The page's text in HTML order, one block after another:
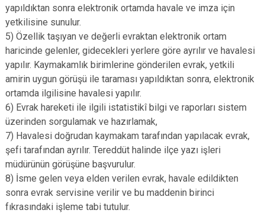
yapıldıktan sonra elektronik ortamda havale ve imza için
yetkilisine sunulur.
5) Özellik taşıyan ve değerli evraktan elektronik ortam
haricinde gelenler, gidecekleri yerlere göre ayrılır ve havalesi
yapılır. Kaymakamlık birimlerine gönderilen evrak, yetkili
amirin uygun görüşü ile taraması yapıldıktan sonra, elektronik
ortamda ilgilisine havalesi yapılır.
6) Evrak hareketi ile ilgili istatistikî bilgi ve raporları sistem
üzerinden sorgulamak ve hazırlamak,
7) Havalesi doğrudan kaymakam tarafından yapılacak evrak,
şefi tarafından ayrılır. Tereddüt halinde ilçe yazı işleri
müdürünün görüşüne başvurulur.
8) İsme gelen veya elden verilen evrak, havale edildikten
sonra evrak servisine verilir ve bu maddenin birinci
fıkrasındaki işleme tabi tutulur.